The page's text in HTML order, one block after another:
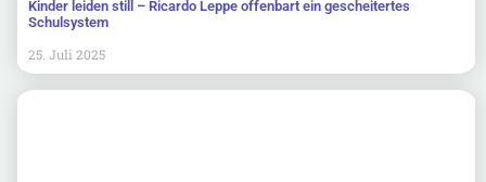
Kinder leiden still – Ricardo Leppe offenbart ein gescheitertes
Schulsystem
25. Juli 2025